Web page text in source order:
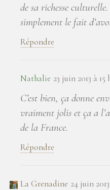
de sa richesse
simplement le fait
Répondre
Nathalie 23 juin 2013 à 15
C’est bien, ça donne
vraiment jolis et ça a
de la France.
Répondre
La Grenadine 24 juin